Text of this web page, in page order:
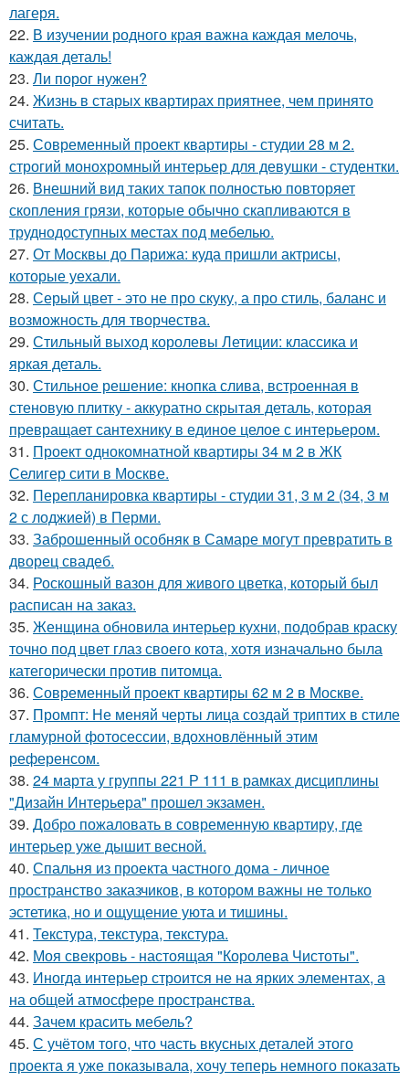
лагеря.
22. В изучении родного края важна каждая мелочь,
каждая деталь!
23. Ли порог нужен?
24. Жизнь в старых квартирах приятнее, чем принято
считать.
25. Современный проект квартиры - студии 28 м 2.
строгий монохромный интерьер для девушки - студентки.
26. Внешний вид таких тапок полностью повторяет
скопления грязи, которые обычно скапливаются в
труднодоступных местах под мебелью.
27. От Москвы до Парижа: куда пришли актрисы,
которые уехали.
28. Серый цвет - это не про скуку, а про стиль, баланс и
возможность для творчества.
29. Стильный выход королевы Летиции: классика и
яркая деталь.
30. Стильное решение: кнопка слива, встроенная в
стеновую плитку - аккуратно скрытая деталь, которая
превращает сантехнику в единое целое с интерьером.
31. Проект однокомнатной квартиры 34 м 2 в ЖК
Селигер сити в Москве.
32. Перепланировка квартиры - студии 31, 3 м 2 (34, 3 м
2 с лоджией) в Перми.
33. Заброшенный особняк в Самаре могут превратить в
дворец свадеб.
34. Роскошный вазон для живого цветка, который был
расписан на заказ.
35. Женщина обновила интерьер кухни, подобрав краску
точно под цвет глаз своего кота, хотя изначально была
категорически против питомца.
36. Современный проект квартиры 62 м 2 в Москве.
37. Промпт: Не меняй черты лица создай триптих в стиле
гламурной фотосессии, вдохновлённый этим
референсом.
38. 24 марта у группы 221 Р 111 в рамках дисциплины
"Дизайн Интерьера" прошел экзамен.
39. Добро пожаловать в современную квартиру, где
интерьер уже дышит весной.
40. Спальня из проекта частного дома - личное
пространство заказчиков, в котором важны не только
эстетика, но и ощущение уюта и тишины.
41. Текстура, текстура, текстура.
42. Моя свекровь - настоящая "Королева Чистоты".
43. Иногда интерьер строится не на ярких элементах, а
на общей атмосфере пространства.
44. Зачем красить мебель?
45. С учётом того, что часть вкусных деталей этого
проекта я уже показывала, хочу теперь немного показать